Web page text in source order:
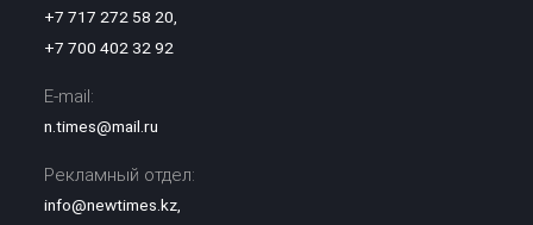
+7 717 272 58 20
+7 700 402 32 92
E-mail:
n.times@mail.ru
Рекламный отдел:
info@newtimes.kz,